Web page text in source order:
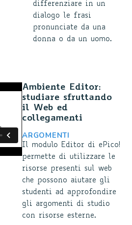
differenziare in un
dialogo le frasi
pronunciate da una
donna o da un uomo.
Ambiente Editor:
studiare sfruttando
il Web ed
collegamenti
ARGOMENTI
Il modulo Editor di ePico!
permette di utilizzare le
risorse presenti sul web
che possono aiutare gli
studenti ad approfondire
gli argomenti di studio
con risorse esterne.